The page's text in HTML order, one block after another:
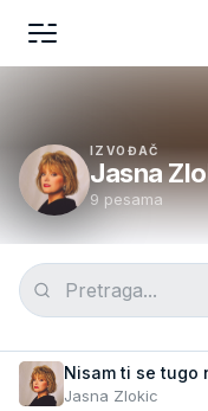
IZVOĐAČ
Jasna
9 pesama
Nisam ti se tugo
Jasna Zlokic